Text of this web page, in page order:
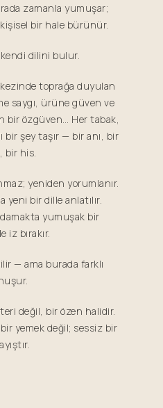
zamanla yumuşar;
bir hale bürünür.
dilini bulur.
toprağa duyulan
saygı, ürüne güven ve
bir özgüven… Her tabak,
bir şey taşır — bir anı, bir
bir his.
yeniden yorumlanır.
yeni bir dille anlatılır.
yumuşak bir
iz bırakır.
— ama burada farklı
değil, bir özen halidir.
yemek değil; sessiz bir